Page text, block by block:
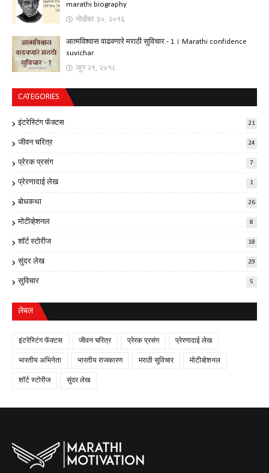
marathi biography
नोव्हेंबर ३०, २०१६
आत्मविश्वास वाढवणारे मराठी सुविचार - 1। Marathi confidence
suvichar
जून २९, २०१८
CATEGORIES
इंटरेस्टिंग फॅक्टस 21
जीवन चरित्र 24
प्रेरक प्रसंग 7
प्रेरणादाई लेख 1
बोधकथा 26
मोटीव्हेशनल 8
शॉर्ट स्टोरीज 18
सुंदर लेख 29
सुविचार 5
लेबल
इंटरेस्टिंग फॅक्टस जीवन चरित्र प्रेरक प्रसंग प्रेरणादाई लेख
भारतीय अभिनेता भारतीय राजकारण मराठी सुविचार मोटीव्हेशनल
शॉर्ट स्टोरीज सुंदर लेख